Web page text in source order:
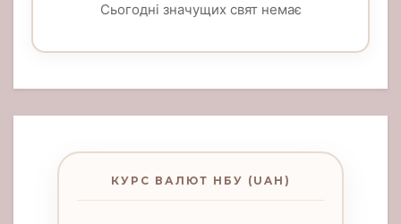
Сьогодні значущих свят немає
КУРС ВАЛЮТ НБУ (UAH)